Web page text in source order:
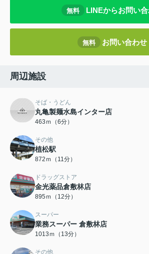
無料 LINEからお問い
無料 お問い合わせ
周辺施設
そば・うどん
丸亀製麺水島インター店
463ｍ（6分）
その他
植松駅
872ｍ（11分）
ドラッグストア
金光薬品倉敷林店
895ｍ（12分）
スーパー
業務スーパー 倉敷林店
1013ｍ（13分）
その他